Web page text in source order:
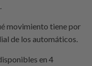
movimiento tiene por
de los automáticos.
en 4